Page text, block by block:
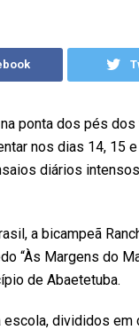
ponta dos pés
nos dias 14, 15
diários
a bicampeã
“Às Margens do
de Abaetetuba.
divididos